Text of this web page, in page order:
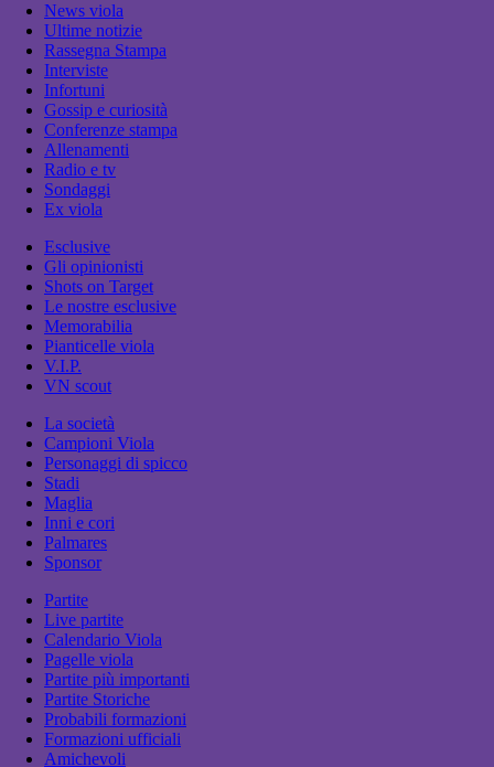
News viola
Ultime notizie
Rassegna Stampa
Interviste
Infortuni
Gossip e curiosità
Conferenze stampa
Allenamenti
Radio e tv
Sondaggi
Ex viola
Esclusive
Gli opinionisti
Shots on Target
Le nostre esclusive
Memorabilia
Pianticelle viola
V.I.P.
VN scout
La società
Campioni Viola
Personaggi di spicco
Stadi
Maglia
Inni e cori
Palmares
Sponsor
Partite
Live partite
Calendario Viola
Pagelle viola
Partite più importanti
Partite Storiche
Probabili formazioni
Formazioni ufficiali
Amichevoli